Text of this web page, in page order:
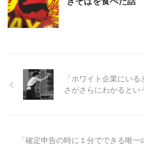
「ホワイト企業にい
さがさらにわかるとい
「確定申告の時に１分でできる唯一